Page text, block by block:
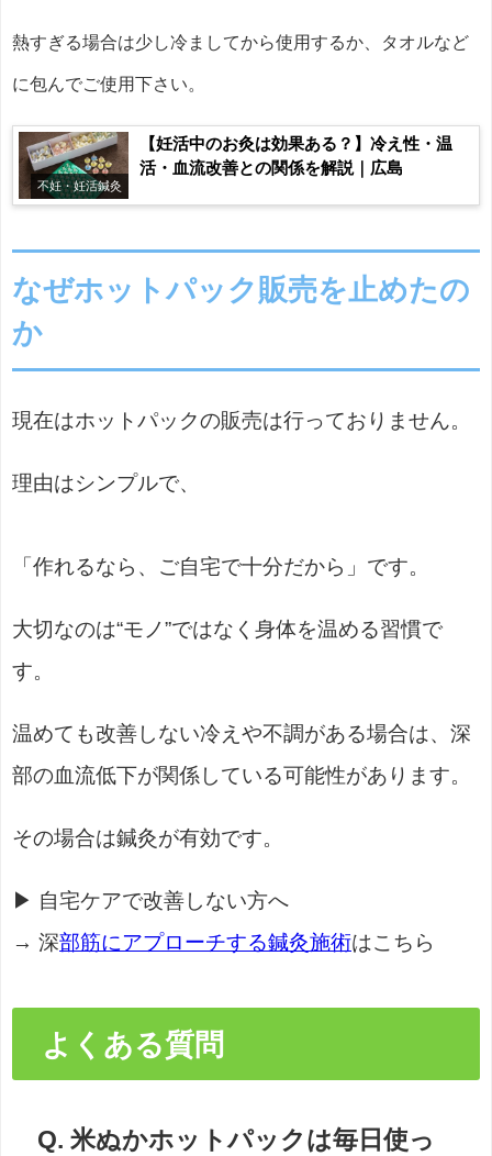
熱すぎる場合は少し冷ましてから使用するか、タオルなど
に包んでご使用下さい。
不妊・妊活鍼灸
【妊活中のお灸は効果ある？】冷え性・温
活・血流改善との関係を解説｜広島
なぜホットパック販売を止めたの
か
現在はホットパックの販売は行っておりません。
理由はシンプルで、
「作れるなら、ご自宅で十分だから」です。
大切なのは“モノ”ではなく身体を温める習慣で
す。
温めても改善しない冷えや不調がある場合は、深
部の血流低下が関係している可能性があります。
その場合は鍼灸が有効です。
▶ 自宅ケアで改善しない方へ
→ 深部筋にアプローチする鍼灸施術はこちら
よくある質問
Q. 米ぬかホットパックは毎日使っ